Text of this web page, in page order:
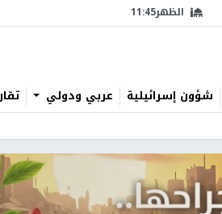
الظهر11:45
شؤون إسرائيلية عربي ودولي